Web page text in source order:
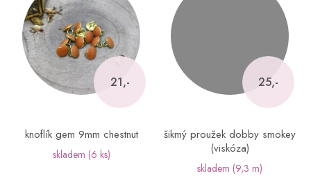
21,-
knoflík gem 9mm chestnut
skladem (6 ks)
25,-
šikmý proužek dobby smokey
(viskóza)
skladem (9,3 m)